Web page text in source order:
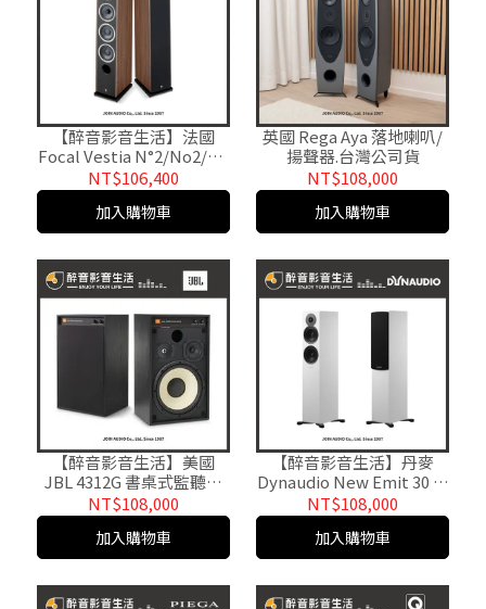
【醉音影音生活】法國
Focal Vestia N°2/No2/N2
落地喇叭/揚聲器.台灣公司
貨
NT$106,400
加入購物車
英國 Rega Aya 落地喇叭/
揚聲器.台灣公司貨
NT$108,000
加入購物車
【醉音影音生活】美國
JBL 4312G 書桌式監聽級
喇叭.台灣公司貨
NT$108,000
加入購物車
【醉音影音生活】丹麥
Dynaudio New Emit 30 落
地式喇叭/揚聲器.台灣公司
貨
NT$108,000
加入購物車